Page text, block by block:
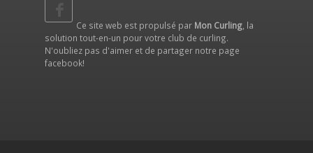
Ce site web est propulsé par Mon Curling, la
solution tout-en-un pour votre club de curling.
N'oubliez pas d'aimer et de partager notre page
facebook!